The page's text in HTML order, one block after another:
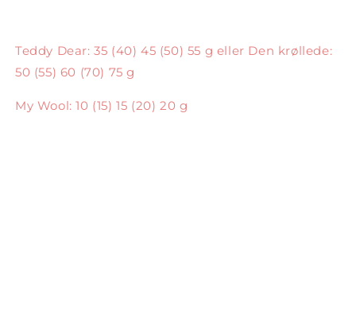
Teddy Dear: 35 (40) 45 (50) 55 g eller Den krøllede:
50 (55) 60 (70) 75 g
My Wool: 10 (15) 15 (20) 20 g